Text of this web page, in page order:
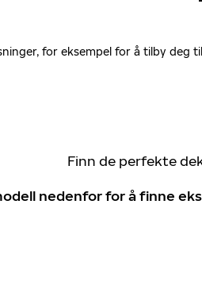
for eksempel for å tilby
Finn de perfekte
nedenfor for å finne